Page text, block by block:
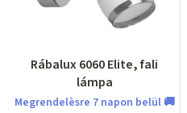
Rábalux 6060 Elite, fali
lámpa
Megrendelèsre 7 napon belül 🚚